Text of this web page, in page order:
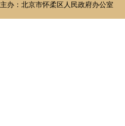
主办：北京市怀柔区人民政府办公室